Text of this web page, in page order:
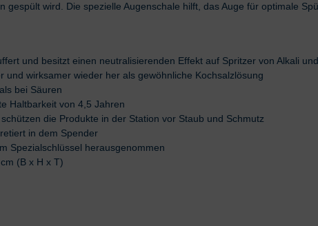
wird. Die spezielle Augenschale hilft, das Auge für optimale
und besitzt einen neutralisierenden Effekt auf Spritzer von Alkali
und wirksamer wieder her als gewöhnliche Kochsalzlösung
bei Säuren
Haltbarkeit von 4,5 Jahren
die Produkte in der Station vor Staub und Schmutz
in dem Spender
Spezialschlüssel herausgenommen
(B x H x T)